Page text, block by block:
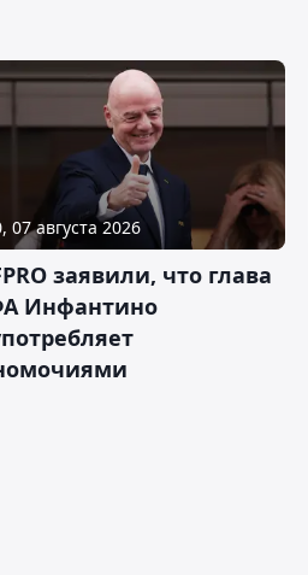
07 августа 2026
заявили, что глава
Инфантино